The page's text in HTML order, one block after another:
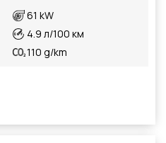
61 kW
4.9 л/100 км
110 g/km